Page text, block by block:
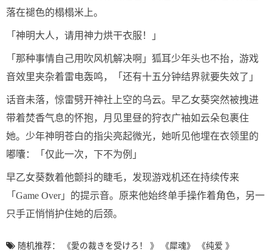
落在褪色的榻榻米上。
「神明大人，请用神力烘干衣服！」
「那种事情自己用吹风机解决啊」狐耳少年头也不抬，游戏
音效里夹杂着雷电轰鸣，「还有十五分钟结界就要失效了」
话音未落，惊雷劈开神社上空的乌云。早乙女葵突然被拽进
带着焚香气息的怀抱，月见里昼的狩衣广袖如云朵包裹住
她。少年神明苍白的指尖亮起微光，她听见他埋在衣领里的
嘟囔：「仅此一次，下不为例」
早乙女葵数着他颤抖的睫毛，发现游戏机还在持续传来
「Game Over」的提示音。原来他始终单手操作着角色，另一
只手正悄悄护住她的后颈。
随机推荐： 《愛の裁きを受けろ！ 》 《犀魂》 《纯爱 》